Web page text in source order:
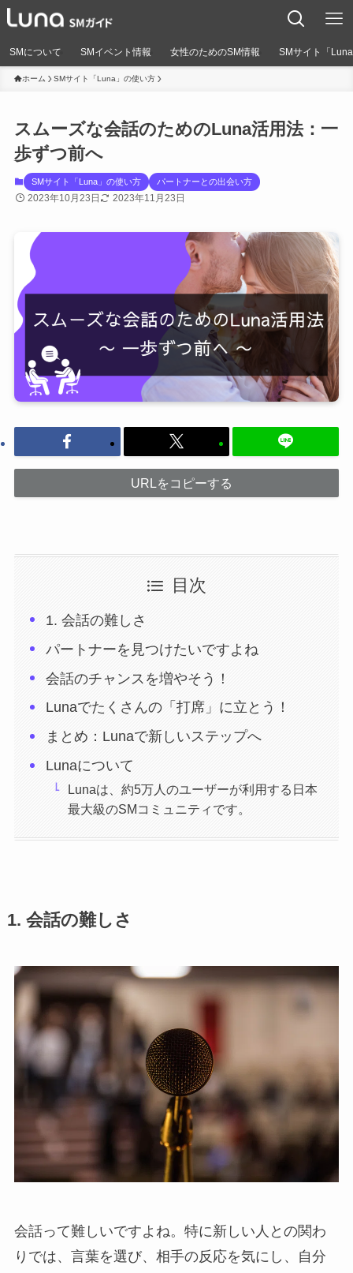
SMについて SMイベント情報 女性のためのSM情報 SMサイト「
ホーム SMサイト「Luna」の使い方
スムーズな会話のためのLuna活用法：一
歩ずつ前へ
SMサイト「Luna」の使い方 パートナーとの出会い方
2023年10月23日 2023年11月23日
URLをコピーする
目次
1. 会話の難しさ
パートナーを見つけたいですよね
会話のチャンスを増やそう！
Lunaでたくさんの「打席」に立とう！
まとめ：Lunaで新しいステップへ
Lunaについて
Lunaは、約5万人のユーザーが利用する日本
最大級のSMコミュニティです。
1. 会話の難しさ
会話って難しいですよね。特に新しい人との関わ
りでは、言葉を選び、相手の反応を気にし、自分